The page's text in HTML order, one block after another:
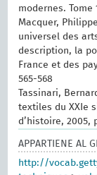
modernes.‎ Tome
Macquer,
universel des
description, la
France et des
565-568
Tassinari,
textiles du XXIe
d’histoire, 2005,
APPARTIENE AL
http://